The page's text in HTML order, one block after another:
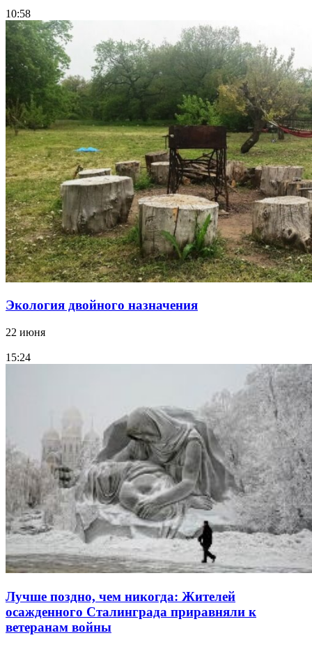
10:58
Экология двойного назначения
22 июня
15:24
Лучше поздно, чем никогда: Жителей
осажденного Сталинграда приравняли к
ветеранам войны